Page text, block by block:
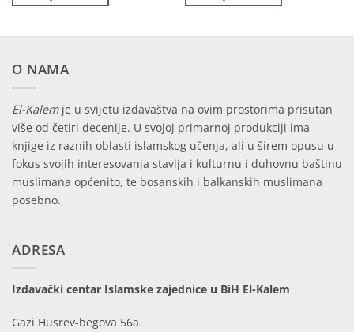
O NAMA
El-Kalemje u svijetu izdavaštva na ovim prostorima prisutan
više od četiri decenije. U svojoj primarnoj produkciji ima
knjige iz raznih oblasti islamskog učenja, ali u širem opusu u
fokus svojih interesovanja stavlja i kulturnu i duhovnu baštinu
muslimana općenito, te bosanskih i balkanskih muslimana
posebno.
ADRESA
Izdavački centar Islamske zajednice u BiH El-Kalem
Gazi Husrev-begova 56a